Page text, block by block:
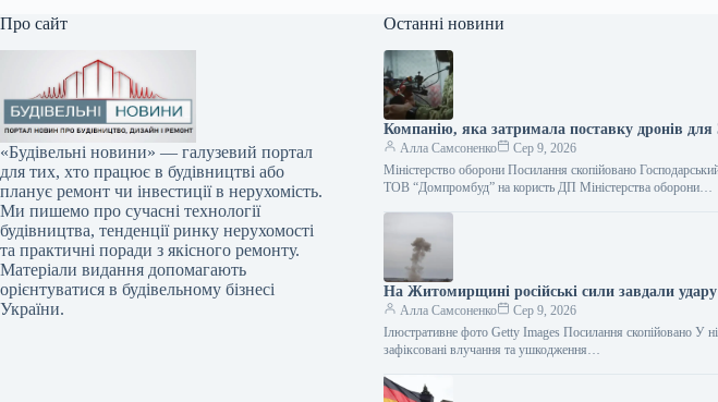
Про сайт
«Будівельні новини» — галузевий портал
для тих, хто працює в будівництві або
планує ремонт чи інвестиції в нерухомість.
Ми пишемо про сучасні технології
будівництва, тенденції ринку нерухомості
та практичні поради з якісного ремонту.
Матеріали видання допомагають
орієнтуватися в будівельному бізнесі
України.
Останні новини
Компанію, яка затримала поставку дронів
Алла Самсоненко
Сер 9, 2026
Міністерство оборони Посилання скопійовано
ТОВ “Домпромбуд” на користь ДП Міністерства оборони…
На Житомирщині російські сили завдали
Алла Самсоненко
Сер 9, 2026
Ілюстративне фото Getty Images Посилання скопійовано У
зафіксовані влучання та ушкодження…